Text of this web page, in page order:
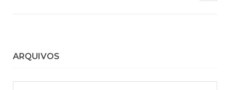
ARQUIVOS
Arquivos